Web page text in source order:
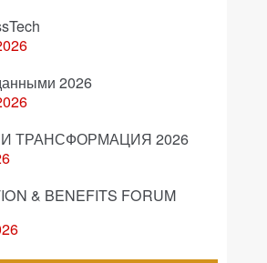
2026
ТРАНСФОРМАЦИЯ 2026
& BENEFITS FORUM